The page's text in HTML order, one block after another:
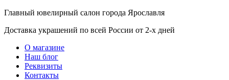
Главный ювелирный салон города Ярославля
Доставка украшений по всей России от 2-х дней
О магазине
Наш блог
Реквизиты
Контакты